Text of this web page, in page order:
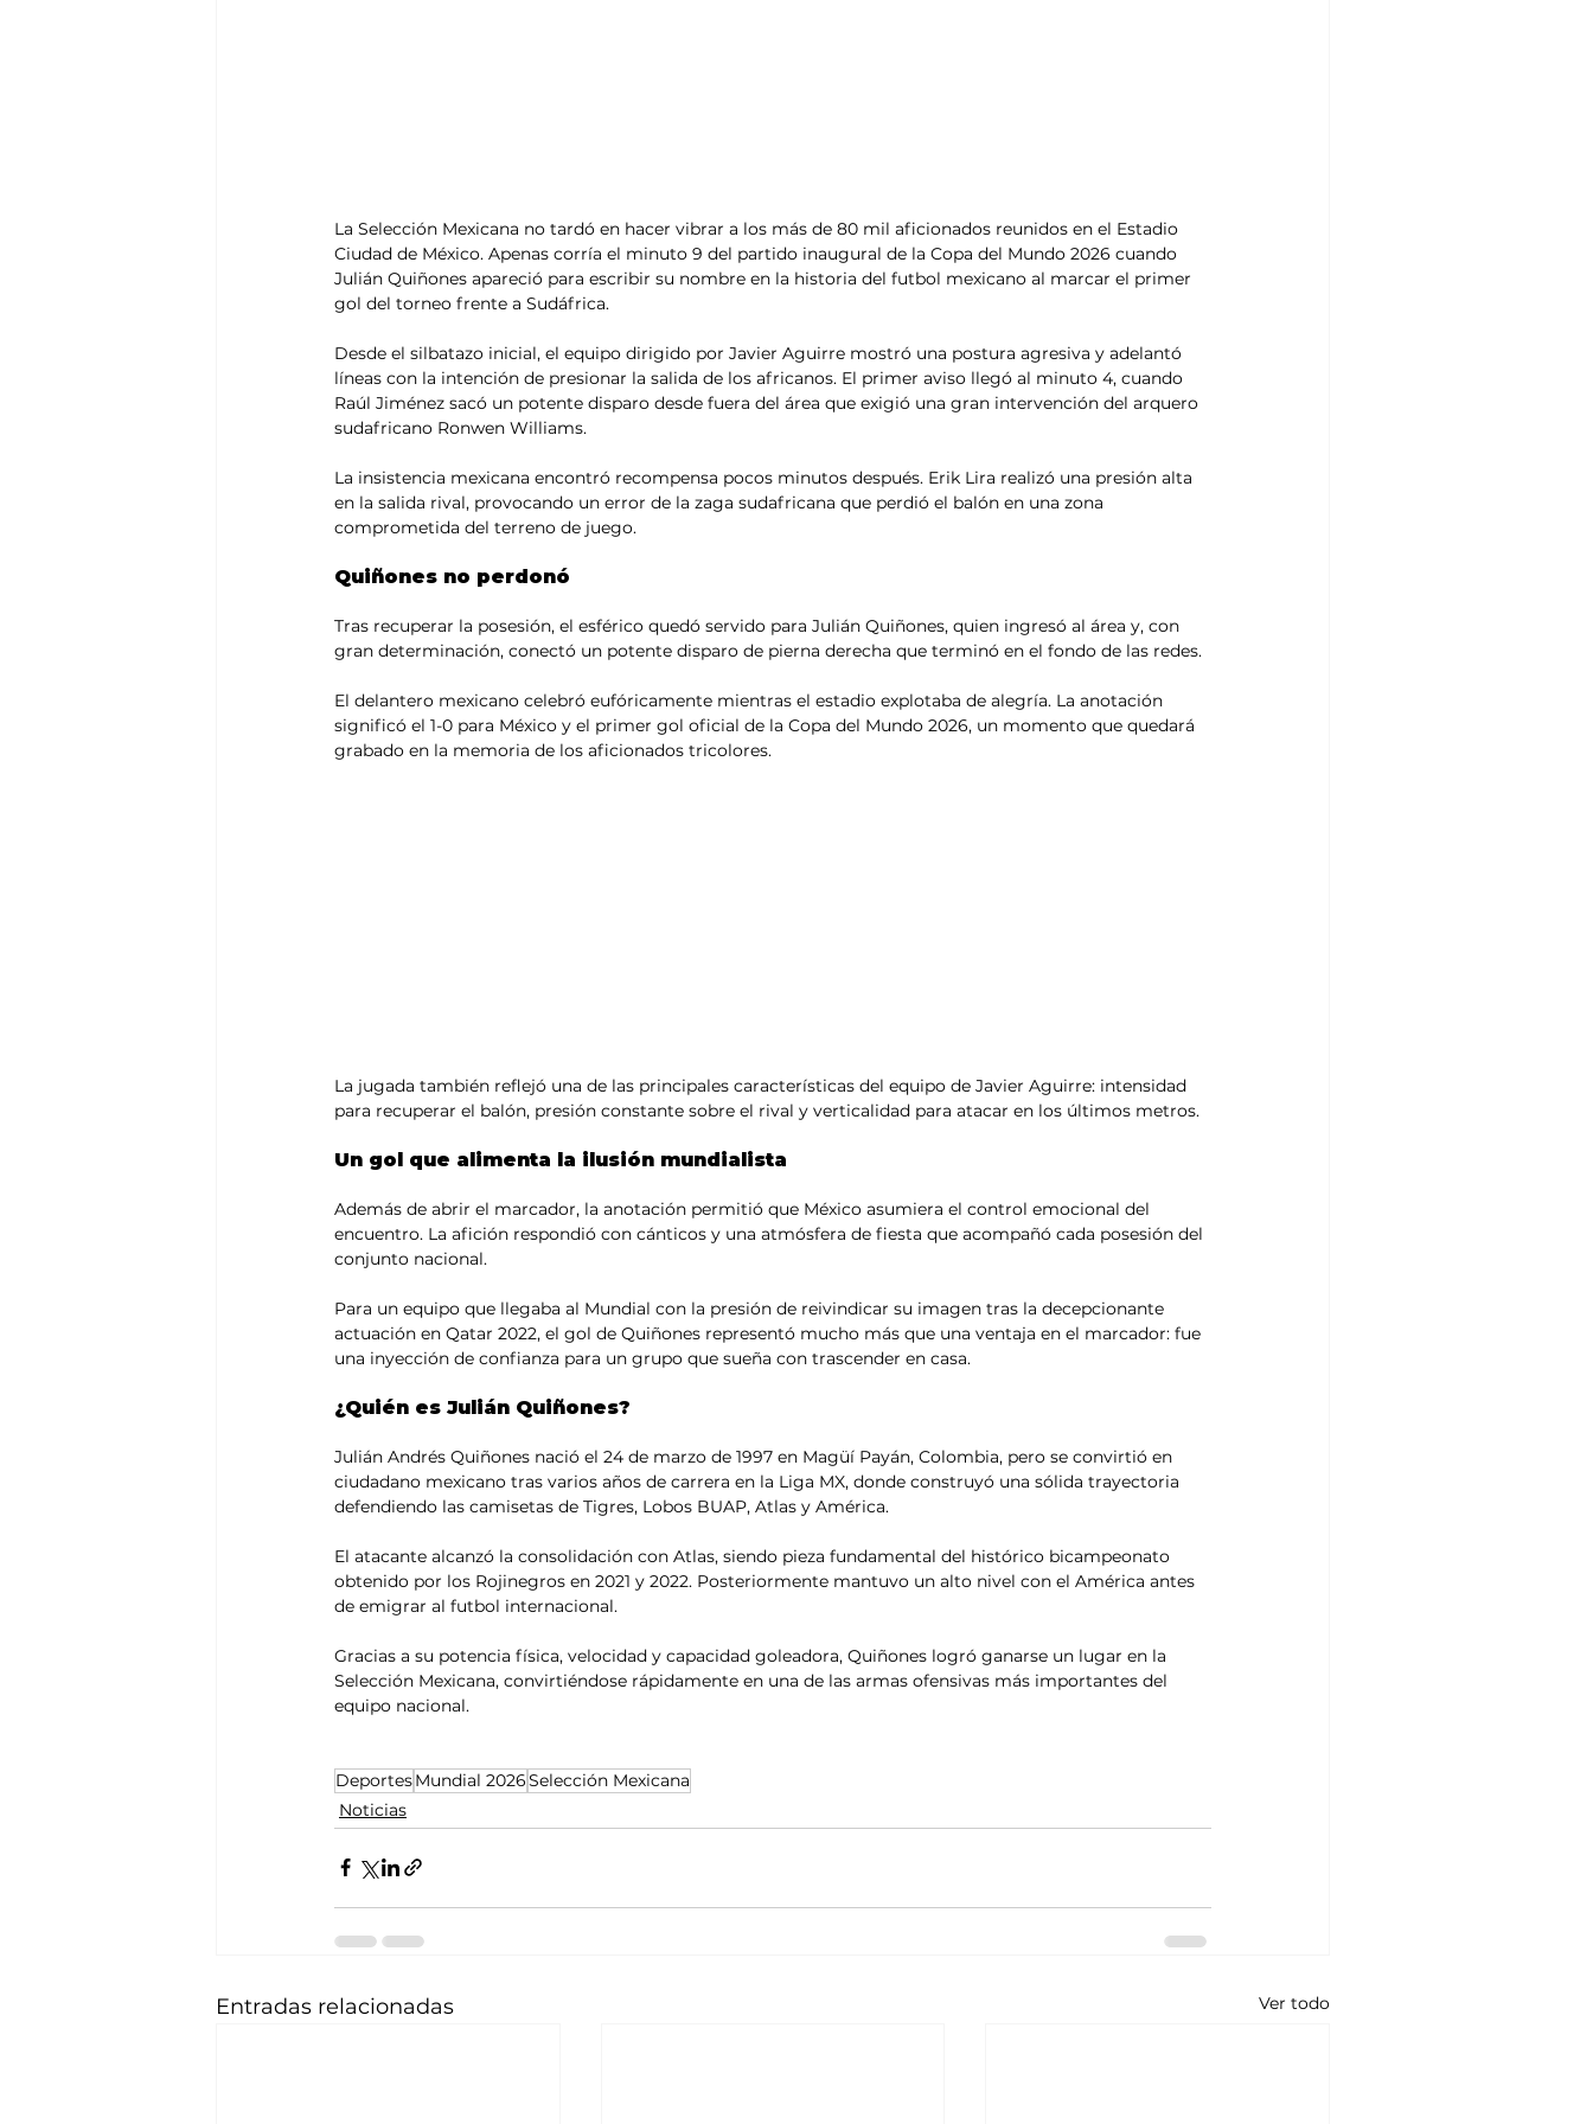
La Selección Mexicana no tardó en hacer vibrar a los más de 80 mil aficionados reunidos en el Estadio
Ciudad de México. Apenas corría el minuto 9 del partido inaugural de la Copa del Mundo 2026 cuando
Julián Quiñones apareció para escribir su nombre en la historia del futbol mexicano al marcar el primer
gol del torneo frente a Sudáfrica.
Desde el silbatazo inicial, el equipo dirigido por Javier Aguirre mostró una postura agresiva y adelantó
líneas con la intención de presionar la salida de los africanos. El primer aviso llegó al minuto 4, cuando
Raúl Jiménez sacó un potente disparo desde fuera del área que exigió una gran intervención del arquero
sudafricano Ronwen Williams.
La insistencia mexicana encontró recompensa pocos minutos después. Erik Lira realizó una presión alta
en la salida rival, provocando un error de la zaga sudafricana que perdió el balón en una zona
comprometida del terreno de juego.
Quiñones no perdonó
Tras recuperar la posesión, el esférico quedó servido para Julián Quiñones, quien ingresó al área y, con
gran determinación, conectó un potente disparo de pierna derecha que terminó en el fondo de las redes.
El delantero mexicano celebró eufóricamente mientras el estadio explotaba de alegría. La anotación
significó el 1-0 para México y el primer gol oficial de la Copa del Mundo 2026, un momento que quedará
grabado en la memoria de los aficionados tricolores.
La jugada también reflejó una de las principales características del equipo de Javier Aguirre: intensidad
para recuperar el balón, presión constante sobre el rival y verticalidad para atacar en los últimos metros.
Un gol que alimenta la ilusión mundialista
Además de abrir el marcador, la anotación permitió que México asumiera el control emocional del
encuentro. La afición respondió con cánticos y una atmósfera de fiesta que acompañó cada posesión del
conjunto nacional.
Para un equipo que llegaba al Mundial con la presión de reivindicar su imagen tras la decepcionante
actuación en Qatar 2022, el gol de Quiñones representó mucho más que una ventaja en el marcador: fue
una inyección de confianza para un grupo que sueña con trascender en casa.
¿Quién es Julián Quiñones?
Julián Andrés Quiñones nació el 24 de marzo de 1997 en Magüí Payán, Colombia, pero se convirtió en
ciudadano mexicano tras varios años de carrera en la Liga MX, donde construyó una sólida trayectoria
defendiendo las camisetas de Tigres, Lobos BUAP, Atlas y América.
El atacante alcanzó la consolidación con Atlas, siendo pieza fundamental del histórico bicampeonato
obtenido por los Rojinegros en 2021 y 2022. Posteriormente mantuvo un alto nivel con el América antes
de emigrar al futbol internacional.
Gracias a su potencia física, velocidad y capacidad goleadora, Quiñones logró ganarse un lugar en la
Selección Mexicana, convirtiéndose rápidamente en una de las armas ofensivas más importantes del
equipo nacional.
DeportesMundial 2026Selección Mexicana
Noticias
Entradas relacionadas Ver todo